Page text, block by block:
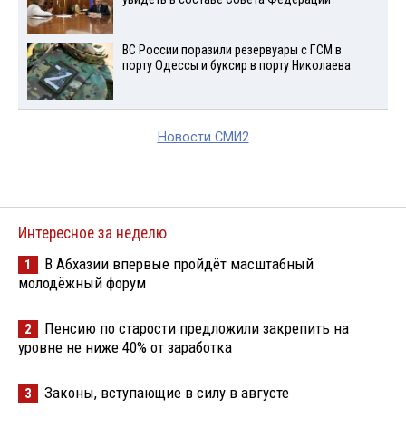
ВС России поразили резервуары с ГСМ в
порту Одессы и буксир в порту Николаева
Новости СМИ2
Интересное за неделю
1
В Абхазии впервые пройдёт масштабный
молодёжный форум
2
Пенсию по старости предложили закрепить на
уровне не ниже 40% от заработка
3 Законы, вступающие в силу в августе